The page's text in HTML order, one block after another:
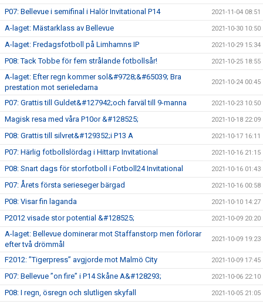
P07: Bellevue i semifinal i Halör Invitational P14 2021-11-04 08:51
A-laget: Mästarklass av Bellevue 2021-10-30 10:50
A-laget: Fredagsfotboll på Limhamns IP 2021-10-29 15:34
P08: Tack Tobbe för fem strålande fotbollsår! 2021-10-25 18:55
A-laget: Efter regn kommer sol&#9728;&#65039; Bra
prestation mot serieledarna
2021-10-24 00:45
P07: Grattis till Guldet&#127942;och farväl till 9-manna 2021-10-23 10:50
Magisk resa med våra P10or &#128525; 2021-10-18 22:09
P08: Grattis till silvret&#129352;i P13 A 2021-10-17 16:11
P07: Härlig fotbollslördag i Hittarp Invitational 2021-10-16 21:15
P08: Snart dags för storfotboll i Fotboll24 Invitational 2021-10-16 01:43
P07: Årets första serieseger bärgad 2021-10-16 00:58
P08: Visar fin laganda 2021-10-10 14:27
P2012 visade stor potential &#128525; 2021-10-09 20:20
A-laget: Bellevue dominerar mot Staffanstorp men förlorar
efter två drömmål
2021-10-09 19:23
F2012: ”Tigerpress” avgjorde mot Malmö City 2021-10-09 17:45
P07: Bellevue ”on fire” i P14 Skåne A&#128293; 2021-10-06 22:10
P08: I regn, ösregn och slutligen skyfall 2021-10-05 21:05